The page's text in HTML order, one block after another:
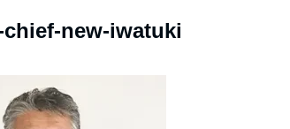
new-iwatuki